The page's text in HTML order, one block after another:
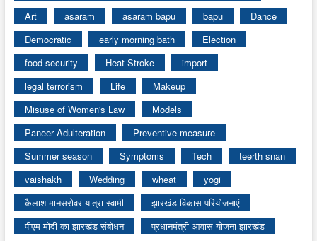
Art
asaram asaram bapu bapu
Dance
Democratic
early morning bath
Election
food security
Heat Stroke
import
legal terrorism
Life
Makeup
Misuse of Women's Law
Models
Paneer Adulteration
Preventive measure
Summer season
Symptoms Tech
teerth snan
vaishakh
Wedding wheat
yogi
कैलाश मानसरोवर यात्रा स्वामी
झारखंड विकास परियोजनाएं
पीएम मोदी का झारखंड संबोधन
प्रधानमंत्री आवास योजना झारखंड